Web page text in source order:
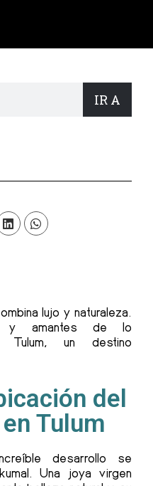
IR A
lujo y naturaleza.
y amantes de lo
Tulum, un destino
del
Tulum
desarrollo se
Una joya virgen